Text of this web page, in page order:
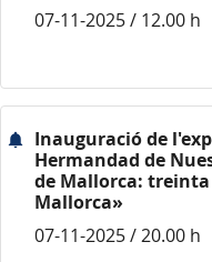
07-11-2025 / 12.00 h
Inauguració de
Hermandad de
de Mallorca:
Mallorca»
07-11-2025 / 20.00 h